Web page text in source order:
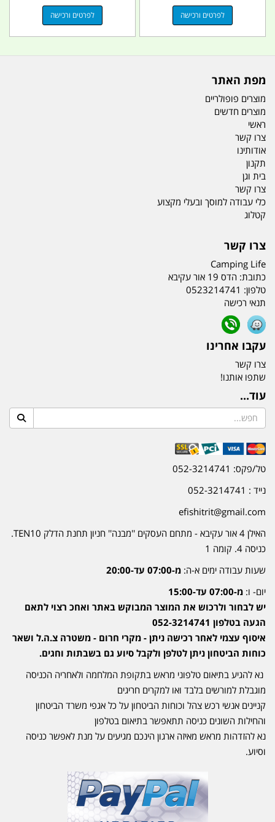
לפרטים ורכישה לפרטים ורכישה
מפת האתר
מוצרים פופולריים
מוצרים חדשים
ראשי
צרו קשר
אודותינו
תקנון
בית וגן
צרו קשר
כלי עבודה למוסך ובעלי מקצוע
קטלוג
צרו קשר
Camping Life
כתובת: הדס 19 אור עקיבא
טלפון: 0523214741
תנאי רכישה
עקבו אחרינו
צרו קשר
שתפו אותנו!
עוד...
טל/פקס: 052-3214741
נייד : 052-3214741
efishitrit@gmail.com
האילן 4 אור עקיבא - מתחם העסקים ''מבנה'' חניון תחנת הדלק TEN10.
כניסה 4. קומה 1
שעות עבודה ימים א-ה: מ-07:00 עד-20:00
יום- ו: מ-07:00 עד-15:00
יש לבחור ולרכוש את המוצר המבוקש באתר ואחכ רצוי לתאם
הגעה בטלפון 052-3214741
איסוף עצמי לאחר רכישה ניתן - מקרי חרום - משטרה צ.ה.ל ושאר
כוחות הביטחון ניתן לטלפן ולקבל סיוע גם בשבתות וחגים.
נא להגיע בתיאום טלפוני מראש בתקופת המלחמה ולאחריה הכניסה
מוגבלת למורשים בלבד ואו למקרים חריגים
קניינים אנשי רכש צהל וכוחות הביטחון על כל אגפי משרד הביטחון
והחילות השונים כניסה תתאפשר בתיאום בטלפון
נא להזדהות מראש מאיזה ארגון הינכם מגיעים על מנת לאפשר כניסה
וסיוע.